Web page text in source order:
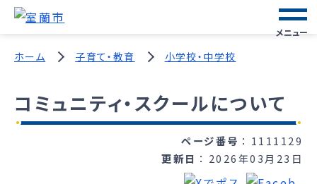
メニュー
ホーム 子育て・教育 小学校・中学校
コミュニティ・スクールについて
ページ番号
1111129
更新日
2026年03月23日